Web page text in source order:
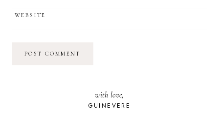
WEBSITE
with love,
GUINEVERE